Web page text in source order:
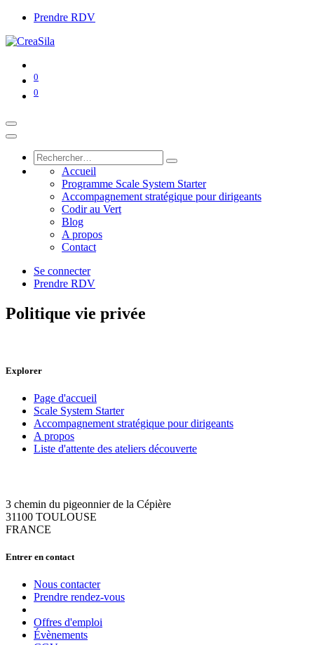
Prendre RDV
0
0
Accueil
Programme Scale System Starter
Accompagnement stratégique pour dirigeants
Codir au Vert
Blog
A propos
Contact
Se connecter
Prendre RDV
Politique vie privée
Explorer
Page d'accueil
Scale System Starter
Accompagnement stratégique pour dirigeants
A propos
Liste d'attente des ateliers découverte
3 chemin du pigeonnier de la Cépière
31100 TOULOUSE
FRANCE
Entrer en contact
Nous contacter
Prendre rendez-vous
Offres d'emploi
Évènements